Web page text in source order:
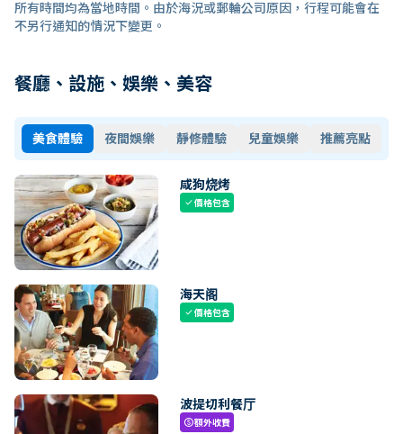
所有時間均為當地時間。由於海況或郵輪公司原因，行程可能會在
不另行通知的情況下變更。
餐廳、設施、娛樂、美容
美食體驗 夜間娛樂 靜修體驗 兒童娛樂 推薦亮點
咸狗烧烤
check價格包含
海天阁
check價格包含
波提切利餐厅
paid額外收費